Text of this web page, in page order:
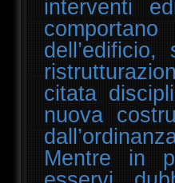
interventi
citata
nuova
Mentre in